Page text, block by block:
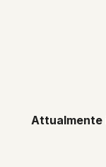
Attualmente